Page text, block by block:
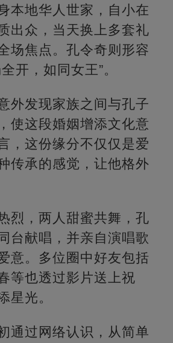
本地华人世家，自小在
出众，当天换上多套礼
场焦点。孔令奇则形容
开，如同女王”。
外发现家族之间与孔子
使这段婚姻增添文化意
，这份缘分不仅仅是爱
传承的感觉，让他格外
烈，两人甜蜜共舞，孔
台献唱，并亲自演唱歌
意。多位圈中好友包括
等也透过影片送上祝
星光。
通过网络认识，从简单